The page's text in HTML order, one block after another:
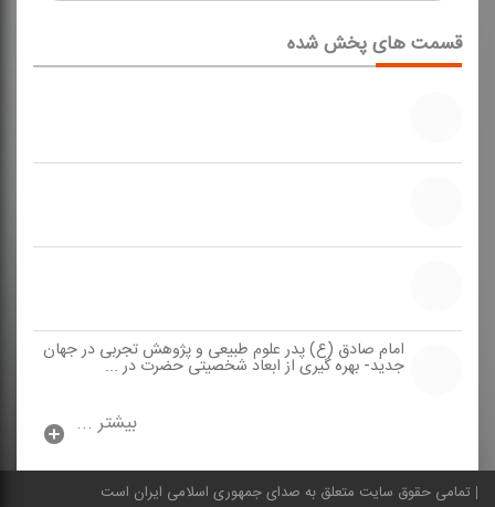
قسمت های پخش شده
امام صادق (ع) پدر علوم طبیعی و پژوهش تجربی در جهان
جدید- بهره گیری از ابعاد شخصیتی حضرت در ...
بیشتر ...
تمامی حقوق سایت متعلق به صدای جمهوری اسلامی ایران است